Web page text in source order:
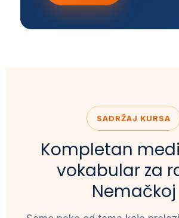
SADRŽAJ KURSA
Kompletan
vokabular za
Nemačkoj